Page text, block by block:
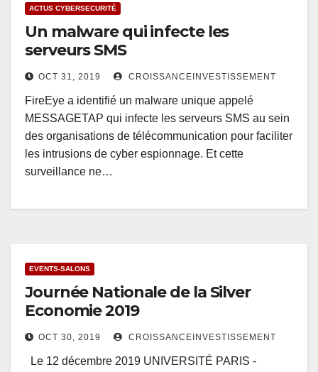
ACTUS CYBERSECURITÉ
Un malware qui infecte les
serveurs SMS
OCT 31, 2019 CROISSANCEINVESTISSEMENT
FireEye a identifié un malware unique appelé
MESSAGETAP qui infecte les serveurs SMS au sein
des organisations de télécommunication pour faciliter
les intrusions de cyber espionnage. Et cette
surveillance ne…
EVENTS-SALONS
Journée Nationale de la Silver
Economie 2019
OCT 30, 2019 CROISSANCEINVESTISSEMENT
Le 12 décembre 2019 UNIVERSITÉ PARIS -